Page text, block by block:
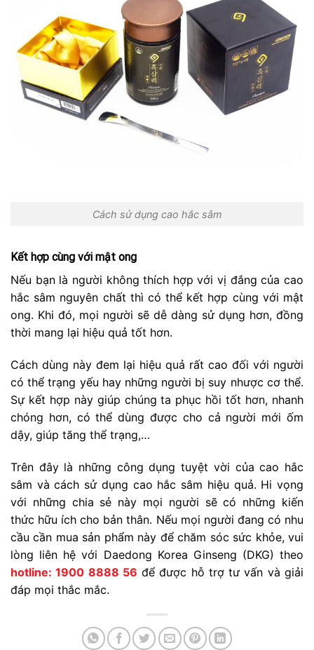
Cách sử dụng cao hắc sâm
Kết hợp cùng với mật ong
Nếu bạn là người không thích hợp với vị đắng của cao
hắc sâm nguyên chất thì có thể kết hợp cùng với mật
ong. Khi đó, mọi người sẽ dễ dàng sử dụng hơn, đồng
thời mang lại hiệu quả tốt hơn.
Cách dùng này đem lại hiệu quả rất cao đối với người
có thể trạng yếu hay những người bị suy nhược cơ thể.
Sự kết hợp này giúp chúng ta phục hồi tốt hơn, nhanh
chóng hơn, có thể dùng được cho cả người mới ốm
dậy, giúp tăng thể trạng,…
Trên đây là những công dụng tuyệt vời của cao hắc
sâm và cách sử dụng cao hắc sâm hiệu quả. Hi vọng
với những chia sẻ này mọi người sẽ có những kiến
thức hữu ích cho bản thân. Nếu mọi người đang có nhu
cầu cần mua sản phẩm này để chăm sóc sức khỏe, vui
lòng liên hệ với Daedong Korea Ginseng (DKG) theo
hotline: 1900 8888 56 để được hỗ trợ tư vấn và giải
đáp mọi thắc mắc.